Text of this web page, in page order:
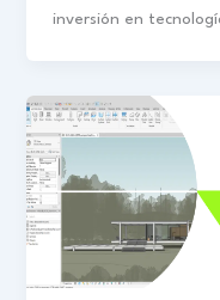
inversión en